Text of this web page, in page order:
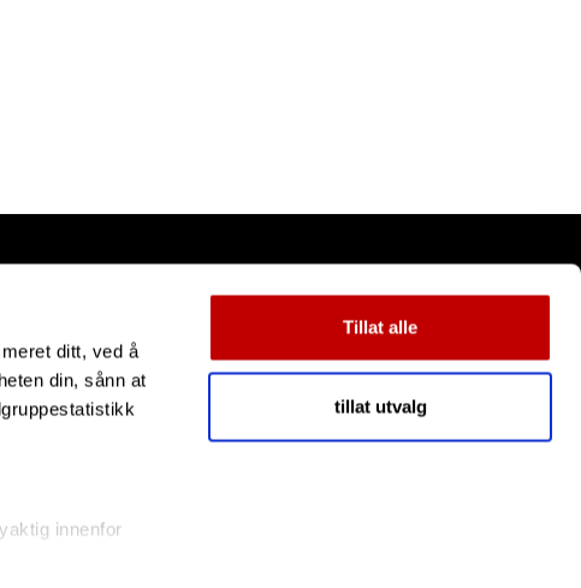
ditt, ved å
din, sånn at
innenfor
Tillat alle
tillat utvalg